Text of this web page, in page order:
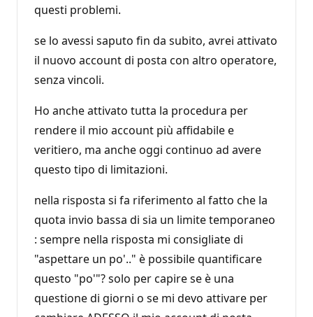
questi problemi.
se lo avessi saputo fin da subito, avrei attivato
il nuovo account di posta con altro operatore,
senza vincoli.
Ho anche attivato tutta la procedura per
rendere il mio account più affidabile e
veritiero, ma anche oggi continuo ad avere
questo tipo di limitazioni.
nella risposta si fa riferimento al fatto che la
quota invio bassa di sia un limite temporaneo
: sempre nella risposta mi consigliate di
"aspettare un po'.." è possibile quantificare
questo "po'"? solo per capire se è una
questione di giorni o se mi devo attivare per